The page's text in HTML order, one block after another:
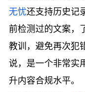
无忧还支持历史记
前检测过的文案，
教训，避免再次犯
说，是一个非常实
升内容合规水平。